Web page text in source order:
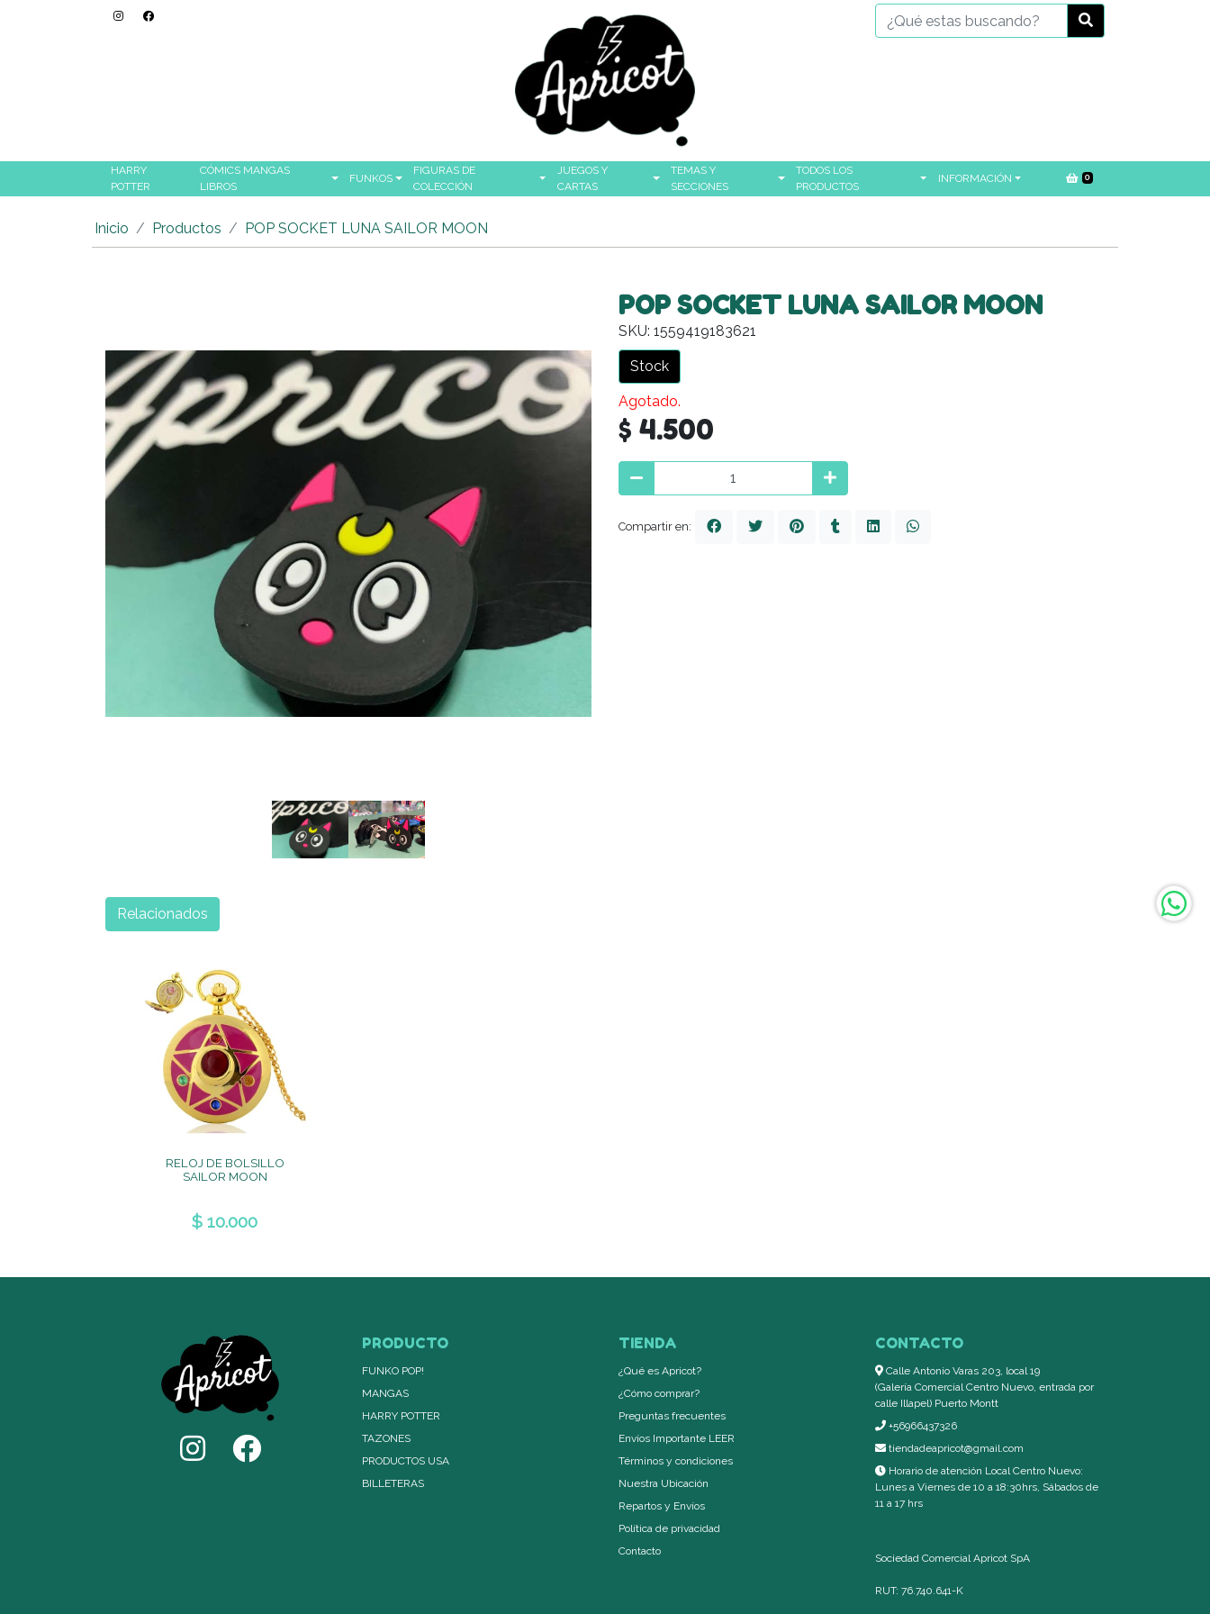
HARRY
POTTER
CÓMICS MANGAS
LIBROS
FUNKOS
FIGURAS DE
COLECCIÓN
JUEGOS Y
CARTAS
TEMAS Y
SECCIONES
TODOS LOS
PRODUCTOS
INFORMACIÓN 0
Inicio Productos POP SOCKET LUNA SAILOR MOON
POP SOCKET LUNA SAILOR MOON
SKU: 1559419183621
Stock
Agotado.
$ 4.500
Compartir en:
RELOJ DE BOLSILLO
SAILOR MOON
$ 10.000
Relacionados
PRODUCTO
FUNKO POP!
MANGAS
HARRY POTTER
TAZONES
PRODUCTOS USA
BILLETERAS
TIENDA
¿Qué es Apricot?
¿Cómo comprar?
Preguntas frecuentes
Envíos Importante LEER
Términos y condiciones
Nuestra Ubicación
Repartos y Envíos
Política de privacidad
Contacto
CONTACTO
Calle Antonio Varas 203, local 19
(Galería Comercial Centro Nuevo, entrada por
calle Illapel) Puerto Montt
+56966437326
tiendadeapricot@gmail.com
Horario de atención Local Centro Nuevo:
Lunes a Viernes de 10 a 18:30hrs, Sábados de
11 a 17 hrs
Sociedad Comercial Apricot SpA
RUT: 76.740.641-K